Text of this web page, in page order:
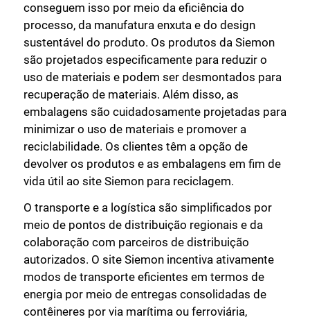
conseguem isso por meio da eficiência do
processo, da manufatura enxuta e do design
sustentável do produto. Os produtos da Siemon
são projetados especificamente para reduzir o
uso de materiais e podem ser desmontados para
recuperação de materiais. Além disso, as
embalagens são cuidadosamente projetadas para
minimizar o uso de materiais e promover a
reciclabilidade. Os clientes têm a opção de
devolver os produtos e as embalagens em fim de
vida útil ao site Siemon para reciclagem.
O transporte e a logística são simplificados por
meio de pontos de distribuição regionais e da
colaboração com parceiros de distribuição
autorizados. O site Siemon incentiva ativamente
modos de transporte eficientes em termos de
energia por meio de entregas consolidadas de
contêineres por via marítima ou ferroviária,